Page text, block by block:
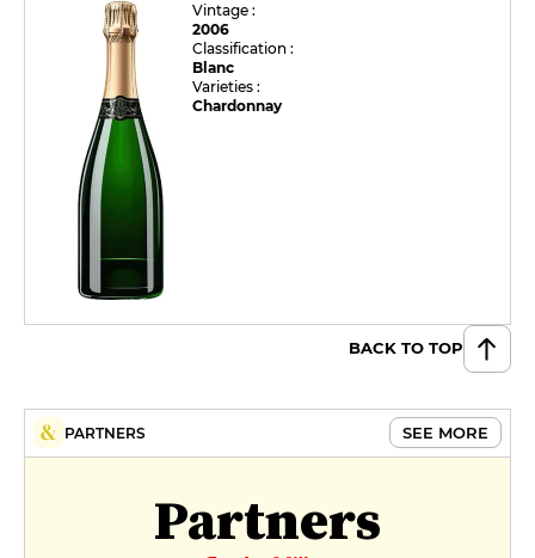
Vintage :
2006
Classification :
Blanc
Varieties :
Chardonnay
BACK TO TOP
PARTNERS SEE MORE
Partners